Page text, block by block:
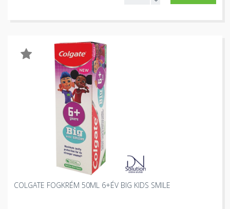
COLGATE FOGKRÉM 50ML 6+ÉV BIG KIDS SMILE